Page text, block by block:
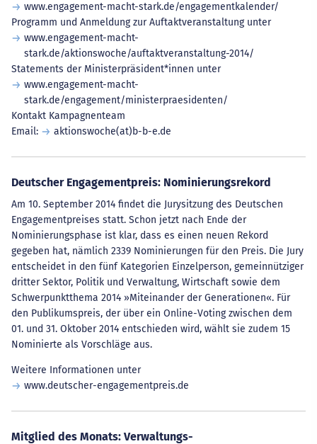
www.engagement-macht-stark.de/engagementkalender/
Programm und Anmeldung zur Auftaktveranstaltung unter
www.engagement-macht-
stark.de/aktionswoche/auftaktveranstaltung-2014/
Statements der Ministerpräsident*innen unter
www.engagement-macht-
stark.de/engagement/ministerpraesidenten/
Kontakt Kampagnenteam
Email:
aktionswoche(at)b-b-e.de
Deutscher Engagementpreis: Nominierungsrekord
Am 10. September 2014 findet die Jurysitzung des Deutschen
Engagementpreises statt. Schon jetzt nach Ende der
Nominierungsphase ist klar, dass es einen neuen Rekord
gegeben hat, nämlich 2339 Nominierungen für den Preis. Die Jury
entscheidet in den fünf Kategorien Einzelperson, gemeinnütziger
dritter Sektor, Politik und Verwaltung, Wirtschaft sowie dem
Schwerpunktthema 2014 »Miteinander der Generationen«. Für
den Publikumspreis, der über ein Online-Voting zwischen dem
01. und 31. Oktober 2014 entschieden wird, wählt sie zudem 15
Nominierte als Vorschläge aus.
Weitere Informationen unter
www.deutscher-engagementpreis.de
Mitglied des Monats: Verwaltungs-